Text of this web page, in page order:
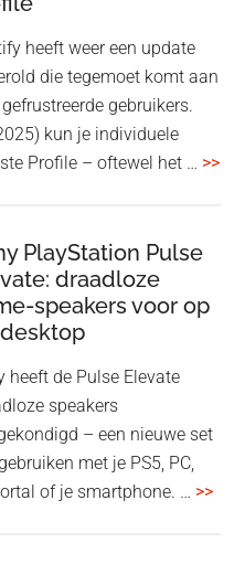
heeft weer een update
die tegemoet komt aan
gebruikers.
kun je individuele
Profile – oftewel het … >>
PlayStation Pulse
draadloze
speakers voor op
heeft de Pulse Elevate
speakers
– een nieuwe set
met je PS5, PC,
of je smartphone. … >>